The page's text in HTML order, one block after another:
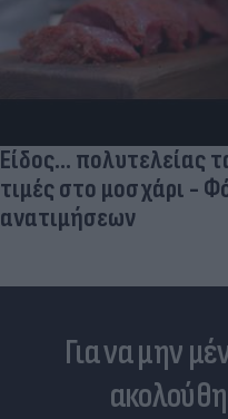
Είδος... πολυτελείας
τιμές στο μοσχάρι -
ανατιμήσεων
Για να μην